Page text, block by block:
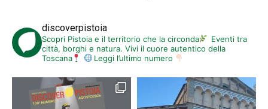
discoverpistoia
Scopri Pistoia e il territorio che la circonda
Eventi tra
città, borghi e natura. Vivi il cuore autentico della
Toscana
Leggi l’ultimo numero